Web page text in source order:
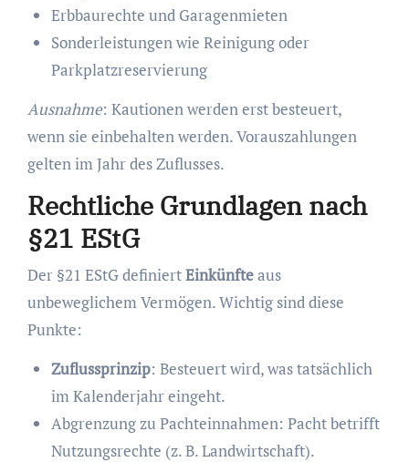
Erbbaurechte und Garagenmieten
Sonderleistungen wie Reinigung oder
Parkplatzreservierung
Ausnahme: Kautionen werden erst besteuert,
wenn sie einbehalten werden. Vorauszahlungen
gelten im Jahr des Zuflusses.
Rechtliche Grundlagen nach
§21 EStG
Der §21 EStG definiertEinkünfteaus
unbeweglichem Vermögen. Wichtig sind diese
Punkte:
Zuflussprinzip: Besteuert wird, was tatsächlich
im Kalenderjahr eingeht.
Abgrenzung zu Pachteinnahmen: Pacht betrifft
Nutzungsrechte (z. B. Landwirtschaft).